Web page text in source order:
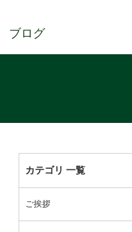
ブログ
カテゴリ 一覧
ご挨拶